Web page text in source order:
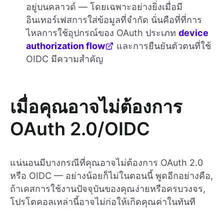
อยู่บนคลาวด์ — โดยเฉพาะอย่างยิ่งเมื่อมี
อินเทอร์เฟสการใส่ข้อมูลที่จำกัด นั่นคือที่ที่การ
ไหลการใช้อุปกรณ์ของ OAuth ประเภท device
authorization flow
และการยืนยันตัวตนที่ใช้
OIDC มีความสำคัญ
เมื่อคุณอาจไม่ต้องการ
OAuth 2.0/OIDC
แน่นอนมีบางกรณีที่คุณอาจไม่ต้องการ OAuth 2.0
หรือ OIDC — อย่างน้อยก็ไม่ในตอนนี้ พูดอีกอย่างคือ,
ถ้าเคสการใช้งานปัจจุบันของคุณง่ายหรือครบวงจร,
โปรโตคอลเหล่านี้อาจไม่ก่อให้เกิดคุณค่าในทันที